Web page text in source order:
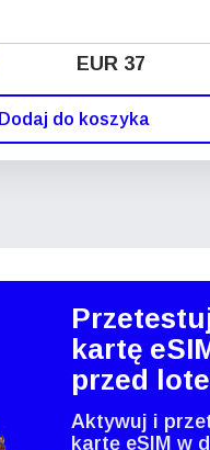
EUR 37
Dodaj do koszyka
kartę
przed
Aktywuj i
kartę eSIM w